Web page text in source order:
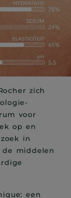
zich
voor
op en
in
middelen
een